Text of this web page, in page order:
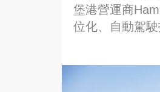
堡港營運商
位化、自動駕